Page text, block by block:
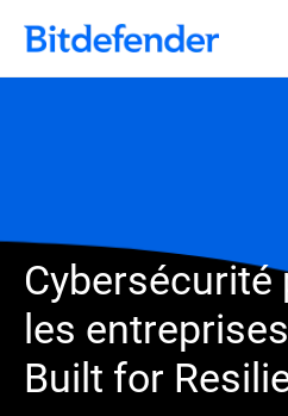
Cybersécurité
les entreprises
Built for